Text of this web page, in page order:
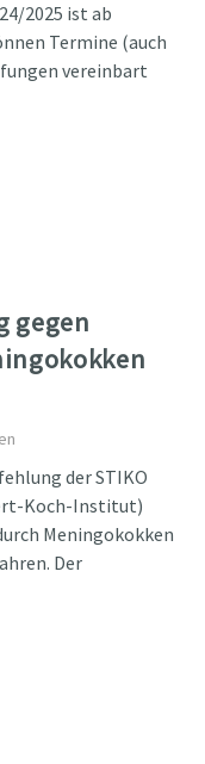
2025 ist ab
Termine (auch
vereinbart
gegen
der STIKO
Koch-Institut)
Meningokokken
Der